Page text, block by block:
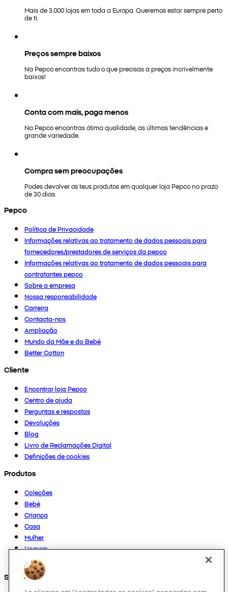
Mais de 3.000 lojas em toda a Europa. Queremos estar sempre perto
de ti.
Preços sempre baixos
Na Pepco encontras tudo o que precisas a preços incrivelmente
baixos!
Conta com mais, paga menos
Na Pepco encontras ótima qualidade, as últimas tendências e
grande variedade.
Compra sem preocupações
Podes devolver os teus produtos em qualquer loja Pepco no prazo
de 30 dias.
Pepco
Política de Privacidade
Informações relativas ao tratamento de dados pessoais para
fornecedores/prestadores de serviços da pepco
Informações relativas ao tratamento de dados pessoais para
contratantes pepco
Sobre a empresa
Nossa responsabilidade
Carreira
Contacta-nos
Ampliação
Mundo da Mãe e do Bebé
Better Cotton
Cliente
Encontrar loja Pepco
Centro de ajuda
Perguntas e respostas
Devoluções
Blog
Livro de Reclamações Digital
Definições de cookies
Produtos
Coleções
Bebé
Criança
Casa
Mulher
Homem
Outros
Segue-nos em